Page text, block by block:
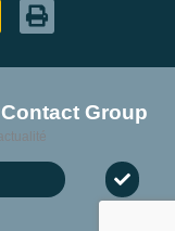
Group